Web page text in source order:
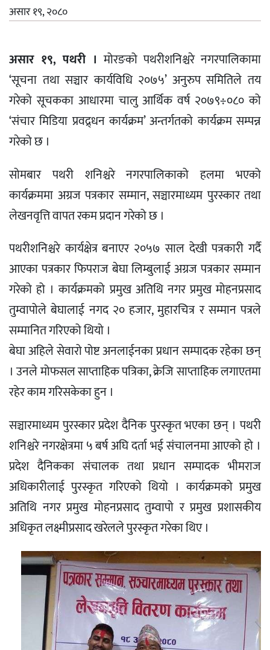
असार १९, २०८०
असार १९, पथरी । मोरङको पथरीशनिश्चरे नगरपालिकामा
‘सूचना तथा सञ्चार कार्यविधि २०७५’ अनुरुप समितिले तय
गरेको सूचकका आधारमा चालु आर्थिक वर्ष २०७९÷०८० को
‘संचार मिडिया प्रवद्र्धन कार्यक्रम’ अन्तर्गतको कार्यक्रम सम्पन्न
गरेको छ ।
सोमबार पथरी शनिश्चरे नगरपालिकाको हलमा भएको
कार्यक्रममा अग्रज पत्रकार सम्मान, सञ्चारमाध्यम पुरस्कार तथा
लेखनवृत्ति वापत रकम प्रदान गरेको छ ।
पथरीशनिश्चरे कार्यक्षेत्र बनाएर २०५७ साल देखी पत्रकारी गर्दै
आएका पत्रकार फिपराज बेघा लिम्बुलाई अग्रज पत्रकार सम्मान
गरेको हो । कार्यक्रमको प्रमुख अतिथि नगर प्रमुख मोहनप्रसाद
तुम्वापोले बेघालाई नगद २० हजार, मुहारचित्र र सम्मान पत्रले
सम्मानित गरिएको थियो ।
बेघा अहिले सेवारो पोष्ट अनलाईनका प्रधान सम्पादक रहेका छन्
। उनले मोफसल साप्ताहिक पत्रिका, क्रेजि साप्ताहिक लगाएतमा
रहेर काम गरिसकेका हुन ।
सञ्चारमाध्यम पुरस्कार प्रदेश दैनिक पुरस्कृत भएका छन् । पथरी
शनिश्चरे नगरक्षेत्रमा ५ बर्ष अघि दर्ता भई संचालनमा आएको हो ।
प्रदेश दैनिकका संचालक तथा प्रधान सम्पादक भीमराज
अधिकारीलाई पुरस्कृत गरिएको थियो । कार्यक्रमको प्रमुख
अतिथि नगर प्रमुख मोहनप्रसाद तुम्वापो र प्रमुख प्रशासकीय
अधिकृत लक्ष्मीप्रसाद खरेलले पुरस्कृत गरेका थिए ।